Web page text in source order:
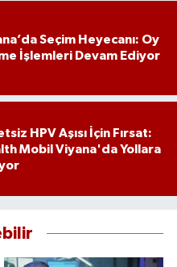
Seçim Heyecanı: Oy
İşlemleri Devam Ediyor
HPV Aşısı İçin Fırsat:
Mobil Viyana'da Yollara